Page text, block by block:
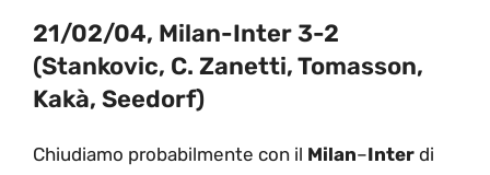
21/02/04, Milan-Inter 3-2
(Stankovic, C. Zanetti, Tomasson,
Kakà, Seedorf)
Chiudiamo probabilmente con il Milan–Inter di